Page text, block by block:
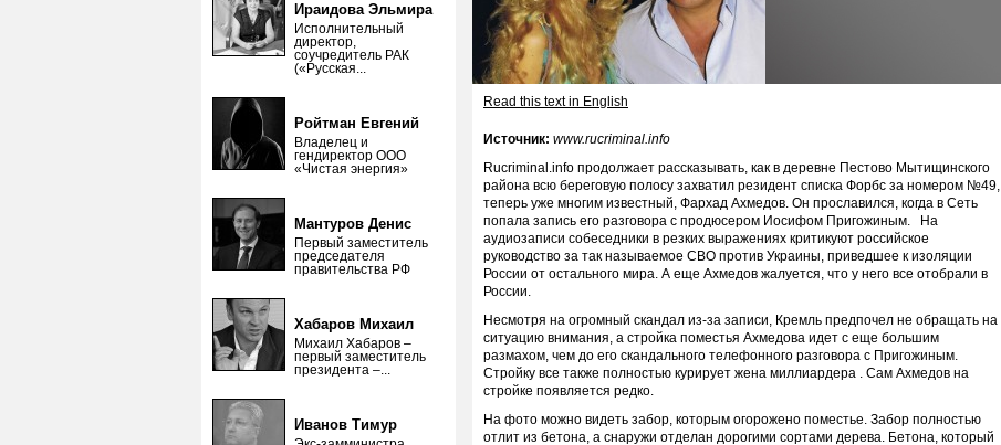
Ираидова Эльмира
Исполнительный
директор,
соучредитель РАК
(«Русская...
Ройтман Евгений
Владелец и
гендиректор ООО
«Чистая энергия»
Мантуров Денис
Первый заместитель
председателя
правительства РФ
Хабаров Михаил
Михаил Хабаров –
первый заместитель
президента –...
Иванов Тимур
Read this text in English
Источник: www.rucriminal.info
Rucriminal.info продолжает рассказывать, как в деревне Пестово Мытищинского
района всю береговую полосу захватил резидент списка Форбс за номером №49,
теперь уже многим известный, Фархад Ахмедов. Он прославился, когда в Сеть
попала запись его разговора с продюсером Иосифом Пригожиным. На
аудиозаписи собеседники в резких выражениях критикуют российское
руководство за так называемое СВО против Украины, приведшее к изоляции
России от остального мира. А еще Ахмедов жалуется, что у него все отобрали в
России.
Несмотря на огромный скандал из-за записи, Кремль предпочел не обращать на
ситуацию внимания, а стройка поместья Ахмедова идет с еще большим
размахом, чем до его скандального телефонного разговора с Пригожиным.
Стройку все также полностью курирует жена миллиардера . Сам Ахмедов на
стройке появляется редко.
На фото можно видеть забор, которым огорожено поместье. Забор полностью
отлит из бетона, а снаружи отделан дорогими сортами дерева. Бетона, который